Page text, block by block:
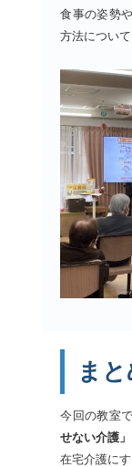
食事の姿勢
方法について
ま
今回の教室で
せない介護」
在宅介護に